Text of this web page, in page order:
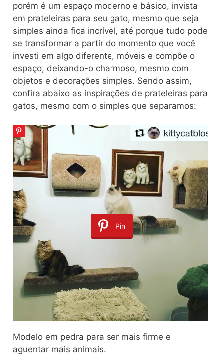
porém é um espaço moderno e básico, invista
em prateleiras para seu gato, mesmo que seja
simples ainda fica incrível, até porque tudo pode
se transformar a partir do momento que você
investi em algo diferente, móveis e compõe o
espaço, deixando-o charmoso, mesmo com
objetos e decorações simples. Sendo assim,
confira abaixo as inspirações de prateleiras para
gatos, mesmo com o simples que separamos:
Pin
Modelo em pedra para ser mais firme e
aguentar mais animais.